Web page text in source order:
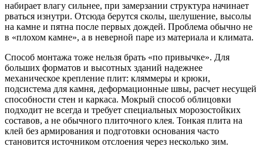
набирает влагу сильнее, при замерзании структура начинает
рваться изнутри. Отсюда берутся сколы, шелушение, высолы
на камне и пятна после первых дождей. Проблема обычно не
в «плохом камне», а в неверной паре из материала и климата.
Способ монтажа тоже нельзя брать «по привычке». Для
больших форматов и высотных зданий надежнее
механическое крепление плит: кляммеры и крюки,
подсистема для камня, деформационные швы, расчет несущей
способности стен и каркаса. Мокрый способ облицовки
подходит не всегда и требует специальных морозостойких
составов, а не обычного плиточного клея. Тонкая плита на
клей без армирования и подготовки основания часто
становится источником отслоения через несколько зим.